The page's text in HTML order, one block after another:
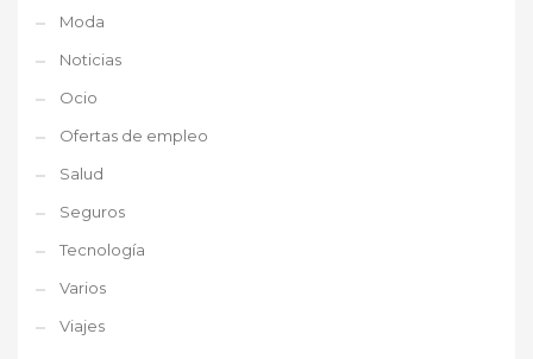
Moda
Noticias
Ocio
Ofertas de empleo
Salud
Seguros
Tecnología
Varios
Viajes